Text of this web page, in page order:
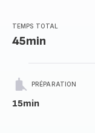
TEMPS TOTAL
45min
PRÉPARATION
15min